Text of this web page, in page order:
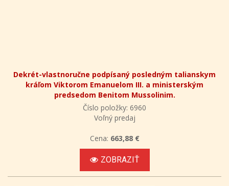
Dekrét-vlastnoručne podpísaný posledným talianskym
kráľom Viktorom Emanuelom III. a ministerským
predsedom Benitom Mussolinim.
Číslo položky: 6960
Voľný predaj
Cena: 663,88 €
ZOBRAZIŤ